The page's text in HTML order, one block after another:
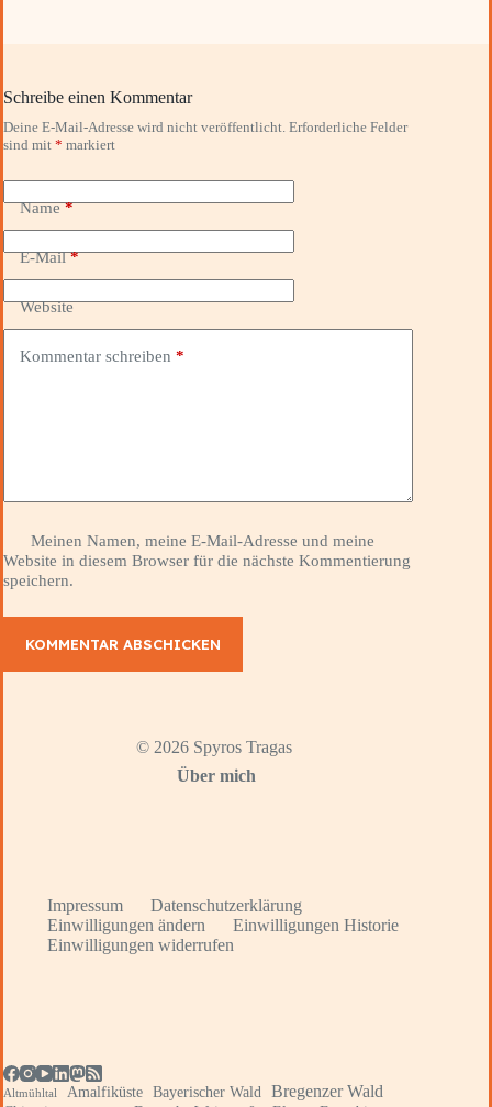
Schreibe einen Kommentar
Deine E-Mail-Adresse wird nicht veröffentlicht. Erforderliche Felder
sind mit * markiert
Name*
E-Mail*
Website
Kommentar schreiben *
Meinen Namen, meine E-Mail-Adresse und meine
Website in diesem Browser für die nächste Kommentierung
speichern.
KOMMENTAR ABSCHICKEN
© 2026 Spyros Tragas
Über mich
Impressum
Datenschutzerklärung
Einwilligungen ändern
Einwilligungen Historie
Einwilligungen widerrufen
Altmühltal Amalfiküste Bayerischer Wald Bregenzer Wald